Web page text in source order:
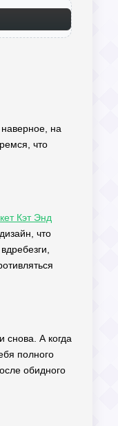
на
что
Кэт Энд
что
снова. А когда
полного
обидного